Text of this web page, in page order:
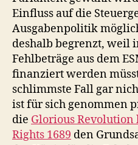
Einfluss auf die
Ausgabenpolitik
deshalb begrenzt, weil
Fehlbeträge aus dem
finanziert werden
schlimmste Fall gar
ist für sich genommen
die Glorious
Rights 1689 den